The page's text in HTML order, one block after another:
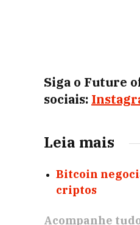
Siga o Future
sociais:
Leia mais
Bitcoin
criptos
Acompanhe